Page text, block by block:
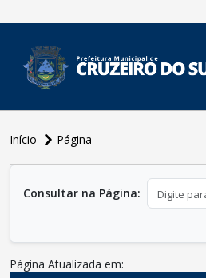
Início
Página
Consultar na Página:
Página Atualizada em: